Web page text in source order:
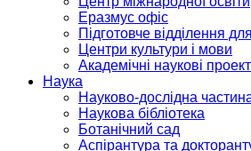
Еразмус офіс
Підготовче відділення
Центри культури і мови
Академічні наукові
Наука
Науково-дослідна
Наукова бібліотека
Ботанічний сад
Аспірантура та